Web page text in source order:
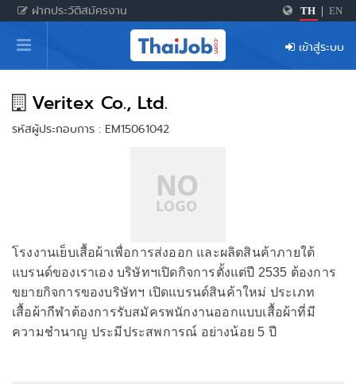
ฝากประวัติสมัครงาน TH EN
หน้าหลัก
ผู้สมัครงาน: เข้าสู่ระบบ
ฝากประวัติสมัครงาน
เกร็ดความรู้
เข้าสู่ระบบ
Veritex Co., Ltd.
รหัสผู้ประกอบการ : EM15061042
โรงงานเย็บเสื้อผ้าเพื่อการส่งออก และผลิตสินค้าภายใต้
แบรนด์ของเราเอง บริษัทฯเปิดกิจการตั้งแต่ปี 2535 ต้องการ
ขยายกิจการของบริษัทฯ เปิดแบรนด์สินค้าใหม่ ประเภท
เสื้อผ้ากีฬาต้องการรับสมัครพนักงานออกแบบเสื้อผ้าที่มี
ความชำนาญ ประมีประสพการณ์ อย่างน้อย 5 ปี